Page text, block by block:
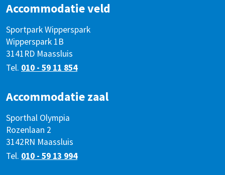
Accommodatie veld
Sportpark Wipperspark
Wipperspark 1B
3141RD Maassluis
Tel. 010 - 59 11 854
Accommodatie zaal
Sporthal Olympia
Rozenlaan 2
3142RN Maassluis
Tel. 010 - 59 13 994